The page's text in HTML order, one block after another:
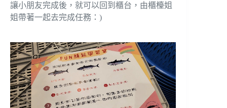
讓小朋友完成後，就可以回到櫃台，由櫃檯姐
姐帶著一起去完成任務：)